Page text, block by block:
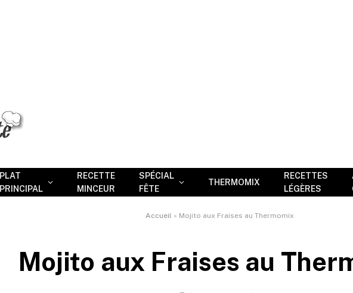
PLAT
PRINCIPAL
RECETTE
MINCEUR
SPÉCIAL
FÊTE
THERMOMIX
RECETTES
LÉGÈRES
Accueil » Mojito aux Fraises au Thermomix
Mojito aux Fraises au